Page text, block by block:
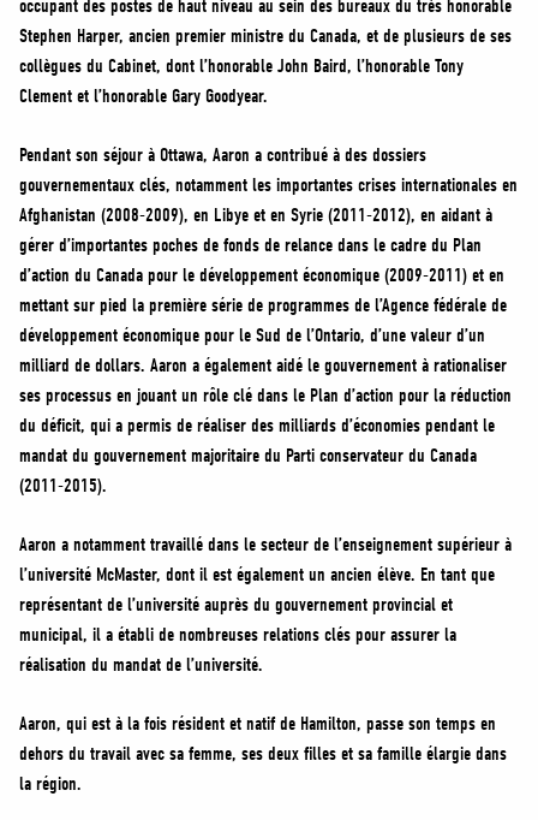
MÉDIAS
BÉNÉVOLE
ADHÉREZ
BOUTIQUE
occupant des postes de haut niveau au sein des bureaux du très honorable
Stephen Harper, ancien premier ministre du Canada, et de plusieurs de ses
collègues du Cabinet, dont l’honorable John Baird, l’honorable Tony
Clement et l’honorable Gary Goodyear.
Pendant son séjour à Ottawa, Aaron a contribué à des dossiers
gouvernementaux clés, notamment les importantes crises internationales en
Afghanistan (2008-2009), en Libye et en Syrie (2011-2012), en aidant à
gérer d’importantes poches de fonds de relance dans le cadre du Plan
d’action du Canada pour le développement économique (2009-2011) et en
mettant sur pied la première série de programmes de l’Agence fédérale de
développement économique pour le Sud de l’Ontario, d’une valeur d’un
milliard de dollars. Aaron a également aidé le gouvernement à rationaliser
ses processus en jouant un rôle clé dans le Plan d’action pour la réduction
du déficit, qui a permis de réaliser des milliards d’économies pendant le
mandat du gouvernement majoritaire du Parti conservateur du Canada
(2011-2015).
Aaron a notamment travaillé dans le secteur de l’enseignement supérieur à
l’université McMaster, dont il est également un ancien élève. En tant que
représentant de l’université auprès du gouvernement provincial et
municipal, il a établi de nombreuses relations clés pour assurer la
réalisation du mandat de l’université.
Aaron, qui est à la fois résident et natif de Hamilton, passe son temps en
dehors du travail avec sa femme, ses deux filles et sa famille élargie dans
la région.